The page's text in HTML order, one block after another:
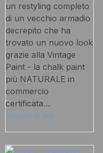
un restyling completo
di un vecchio armadio
decrepito che ha
trovato un nuovo look
grazie alla Vintage
Paint - la chalk paint
più NATURALE in
commercio
certificata…
Scopri di più